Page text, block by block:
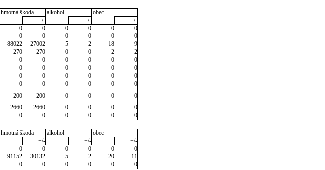
hmotná škoda alkohol
obec
+/- +/-
+/-
0 0 0 0 0
0
0 0 0 0 0
0
88022 27002 5 2 18
9
270 270 0 0 2
2
0 0 0 0 0
0
0 0 0 0 0
0
0 0 0 0 0
0
0 0 0 0 0
0
200 200 0 0 0
0
2660 2660 0 0 0
0
0 0 0 0 0
0
hmotná škoda alkohol
obec
+/- +/-
+/-
0 0 0 0 0
0
91152 30132 5 2 20
11
0 0 0 0 0
0